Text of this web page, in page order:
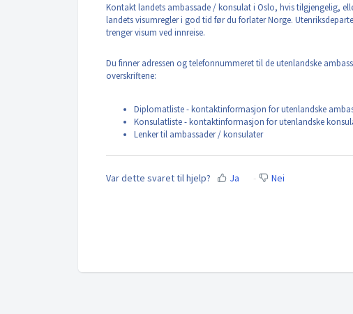
Kontakt landets ambassade / konsulat i Oslo, hvis tilgjengelig,
landets visumregler i god tid før du forlater Norge.
trenger visum ved innreise.
Du finner adressen og telefonnummeret til de utenlandske
overskriftene:
Diplomatliste - kontaktinformasjon for utenlandske
Konsulatliste - kontaktinformasjon for utenlandske
Lenker til ambassader / konsulater
Var dette svaret til hjelp? Ja Nei